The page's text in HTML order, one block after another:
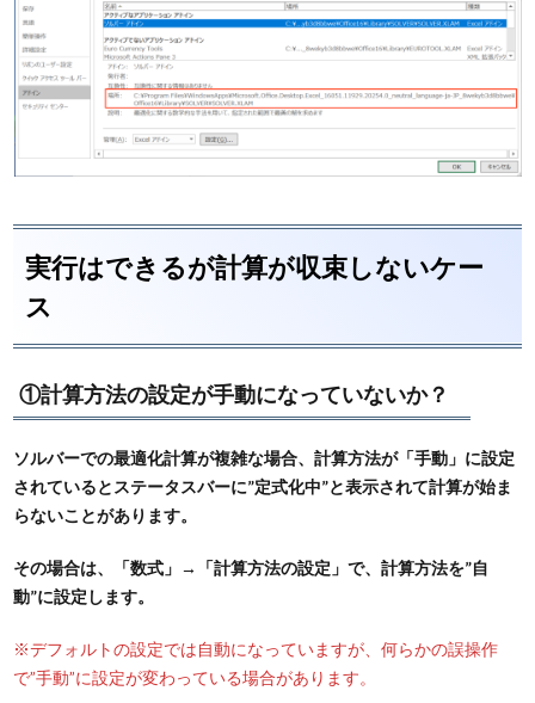
実行はできるが計算が収束しないケー
ス
①計算方法の設定が手動になっていないか？
ソルバーでの最適化計算が複雑な場合、計算方法が「手動」に設定
されているとステータスバーに”定式化中”と表示されて計算が始ま
らないことがあります。
その場合は、「数式」→「計算方法の設定」で、計算方法を”自
動”に設定します。
※デフォルトの設定では自動になっていますが、何らかの誤操作
で”手動”に設定が変わっている場合があります。